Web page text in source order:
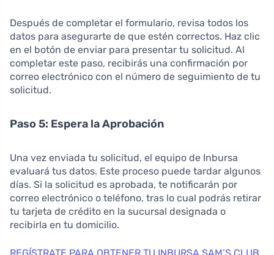
Después de completar el formulario, revisa todos los
datos para asegurarte de que estén correctos. Haz clic
en el botón de enviar para presentar tu solicitud. Al
completar este paso, recibirás una confirmación por
correo electrónico con el número de seguimiento de tu
solicitud.
Paso 5: Espera la Aprobación
Una vez enviada tu solicitud, el equipo de Inbursa
evaluará tus datos. Este proceso puede tardar algunos
días. Si la solicitud es aprobada, te notificarán por
correo electrónico o teléfono, tras lo cual podrás retirar
tu tarjeta de crédito en la sucursal designada o
recibirla en tu domicilio.
REGÍSTRATE PARA OBTENER TU INBURSA SAM’S CLUB